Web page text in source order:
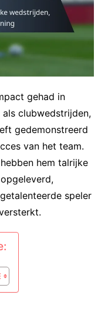
gehad in
clubwedstrijden,
gedemonstreerd
van het team.
hem talrijke
speler